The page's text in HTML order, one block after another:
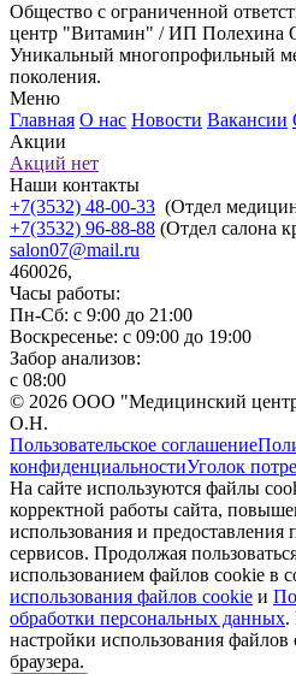
Общество с ограниченной
центр "Витамин" / ИП Полехина
Уникальный многопрофильный
поколения.
Меню
Главная О нас Новости Вакансии
Акции
Акций нет
Наши контакты
+7(3532) 48-00-33 (Отдел
+7(3532) 96-88-88 (Отдел салона
salon07@mail.ru
460026,
Часы работы:
Пн-Сб: с 9:00 до 21:00
Воскресенье: с 09:00 до 19:00
Забор анализов:
с 08:00
© 2026 ООО "Медицинский
О.Н.
Пользовательское соглашение
конфиденциальностиУголок
На сайте используются файлы
корректной работы сайта,
использования и предоставления
сервисов. Продолжая
использованием файлов cookie в
использования файлов cookie и
обработки персональных данных.
настройки использования файлов
браузера.